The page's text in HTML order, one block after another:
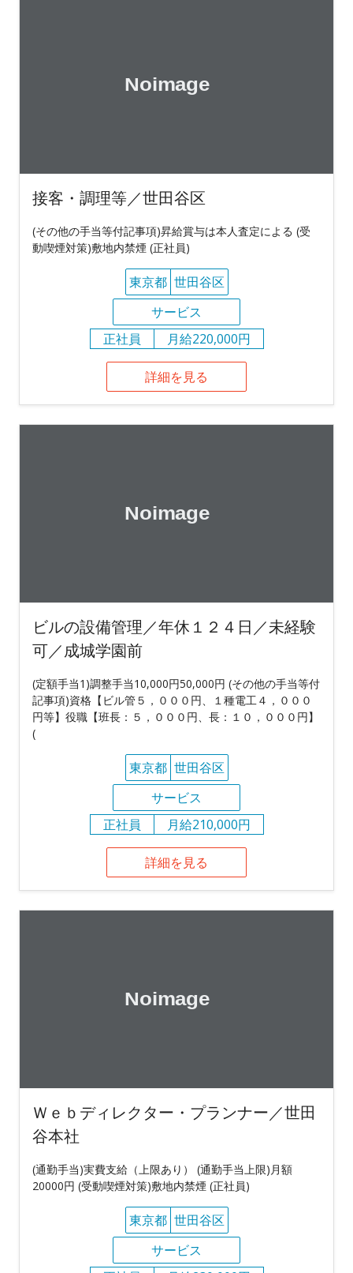
接客・調理等／世田谷区
(その他の手当等付記事項)昇給賞与は本人査定による (受
動喫煙対策)敷地内禁煙 (正社員)
東京都 世田谷区
サービス
正社員
月給220,000円
詳細を見る
ビルの設備管理／年休１２４日／未経験
可／成城学園前
(定額手当1)調整手当10,000円50,000円 (その他の手当等付
記事項)資格【ビル管５，０００円、１種電工４，０００
円等】役職【班長：５，０００円、長：１０，０００円】
(
東京都 世田谷区
サービス
正社員
月給210,000円
詳細を見る
Ｗｅｂディレクター・プランナー／世田
谷本社
(通勤手当)実費支給（上限あり） (通勤手当上限)月額
20000円 (受動喫煙対策)敷地内禁煙 (正社員)
東京都 世田谷区
サービス